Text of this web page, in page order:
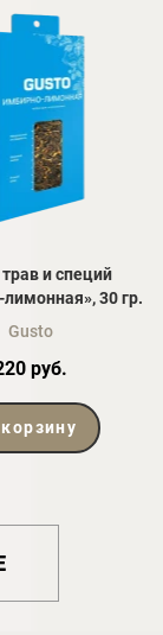
и специй
30 гр.
Gusto
руб.